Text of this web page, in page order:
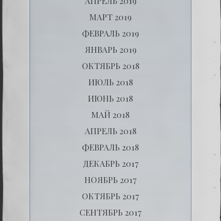
МАРТ 2019
ФЕВРАЛЬ 2019
ЯНВАРЬ 2019
ОКТЯБРЬ 2018
ИЮЛЬ 2018
ИЮНЬ 2018
МАЙ 2018
АПРЕЛЬ 2018
ФЕВРАЛЬ 2018
ДЕКАБРЬ 2017
НОЯБРЬ 2017
ОКТЯБРЬ 2017
СЕНТЯБРЬ 2017